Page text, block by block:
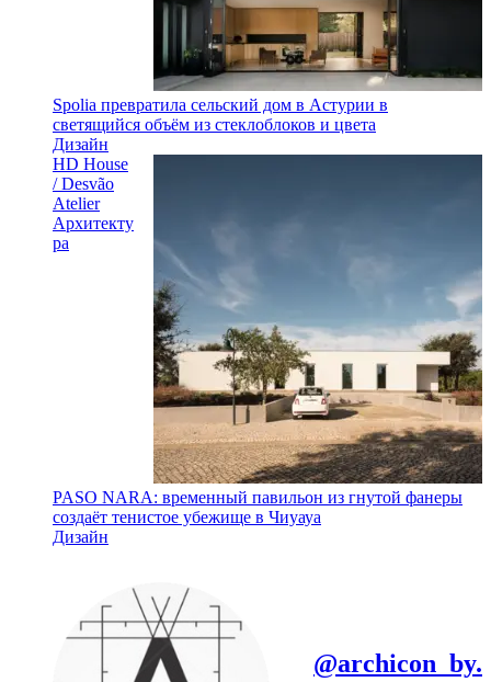
Spolia превратила сельский дом в Астурии в
светящийся объём из стеклоблоков и цвета
Дизайн
HD House
/ Desvão
Atelier
Архитекту
ра
PASO NARA: временный павильон из гнутой фанеры
создаёт тенистое убежище в Чиуауа
Дизайн
@archicon_by.